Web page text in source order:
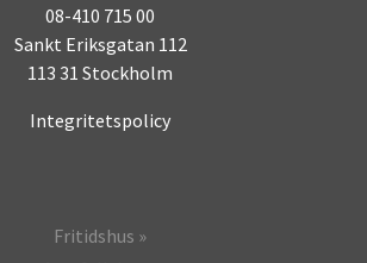
08-410 715 00
Sankt Eriksgatan 112
113 31 Stockholm
Integritetspolicy
Fritidshus